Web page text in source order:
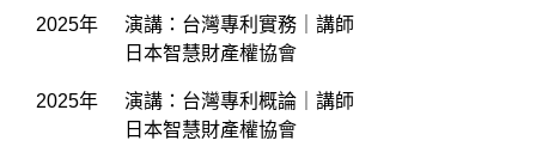
2025年
演講：台灣專利實務｜講師
日本智慧財產權協會
2025年
演講：台灣專利概論｜講師
日本智慧財產權協會